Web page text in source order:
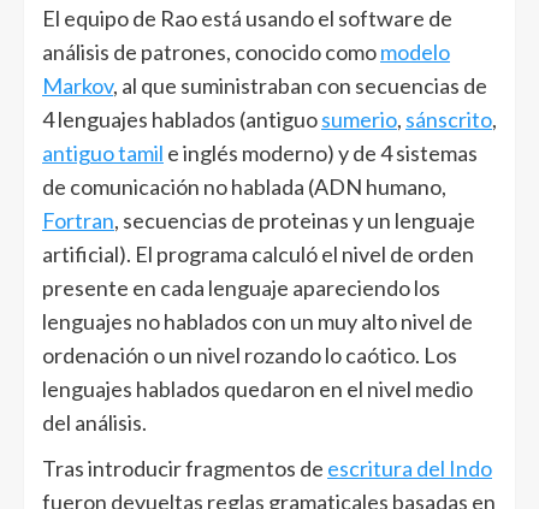
El equipo de Rao está usando el software de
análisis de patrones, conocido comomodelo
Markov, al que suministraban con secuencias de
4 lenguajes hablados (antiguosumerio, sánscrito,
antiguo tamil e inglés moderno) y de 4 sistemas
de comunicación no hablada (ADN humano,
Fortran, secuencias de proteinas y un lenguaje
artificial). El programa calculó el nivel de orden
presente en cada lenguaje apareciendo los
lenguajes no hablados con un muy alto nivel de
ordenación o un nivel rozando lo caótico. Los
lenguajes hablados quedaron en el nivel medio
del análisis.
Tras introducir fragmentos de escritura del Indo
fueron devueltas reglas gramaticales basadas en